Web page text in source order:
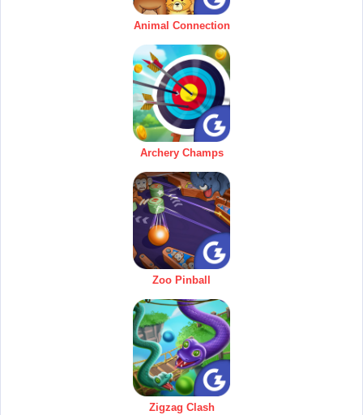
Animal Connection
Archery Champs
Zoo Pinball
Zigzag Clash